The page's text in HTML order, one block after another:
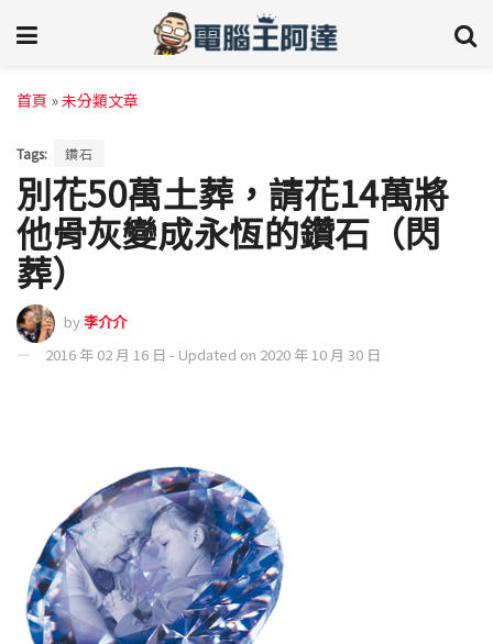
首頁 »未分類文章
Tags: 鑽石
別花50萬土葬，請花14萬將
他骨灰變成永恆的鑽石（閃
葬）
by李介介
2016 年 02 月 16 日 - Updated on 2020 年 10 月 30 日